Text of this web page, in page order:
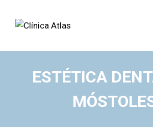
ESTÉTICA